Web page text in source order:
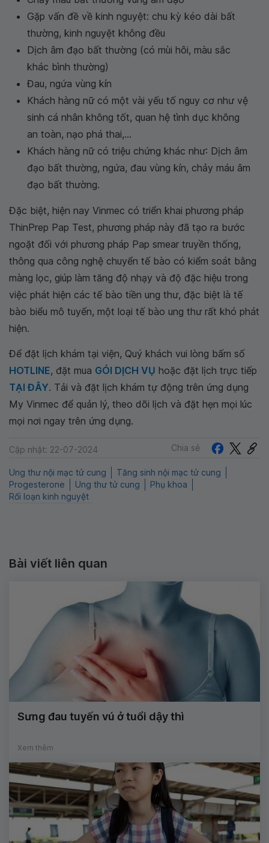
Gặp vấn đề về kinh nguyệt: chu kỳ kéo dài bất
thường, kinh nguyệt không đều
Dịch âm đạo bất thường (có mùi hôi, màu sắc
khác bình thường)
Đau, ngứa vùng kín
Khách hàng nữ có một vài yếu tố nguy cơ như vệ
sinh cá nhân không tốt, quan hệ tình dục không
an toàn, nạo phá thai,...
Khách hàng nữ có triệu chứng khác như: Dịch âm
đạo bất thường, ngứa, đau vùng kín, chảy máu âm
đạo bất thường.
Đặc biệt, hiện nay Vinmec có triển khai phương pháp
ThinPrep Pap Test, phương pháp này đã tạo ra bước
ngoặt đối với phương pháp Pap smear truyền thống,
thông qua công nghệ chuyển tế bào có kiểm soát bằng
màng lọc, giúp làm tăng độ nhạy và độ đặc hiệu trong
việc phát hiện các tế bào tiền ung thư, đặc biệt là tế
bào biểu mô tuyến, một loại tế bào ung thư rất khó phát
hiện.
Để đặt lịch khám tại viện, Quý khách vui lòng bấm số
HOTLINE, đặt mua GÓI DỊCH VỤ hoặc đặt lịch trực tiếp
TẠI ĐÂY. Tải và đặt lịch khám tự động trên ứng dụng
My Vinmec để quản lý, theo dõi lịch và đặt hẹn mọi lúc
mọi nơi ngay trên ứng dụng.
Cập nhật: 22-07-2024 Chia sẻ
Ung thư nội mạc tử cung
Tăng sinh nội mạc tử cung
Progesterone
Ung thư tử cung
Phụ khoa
Rối loạn kinh nguyệt
Bài viết liên quan
Sưng đau tuyến vú ở tuổi dậy thì
Xem thêm